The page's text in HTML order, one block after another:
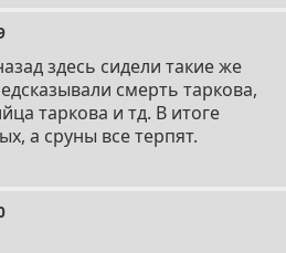
здесь сидели такие же
смерть таркова,
таркова и тд. В итоге
а сруны все терпят.